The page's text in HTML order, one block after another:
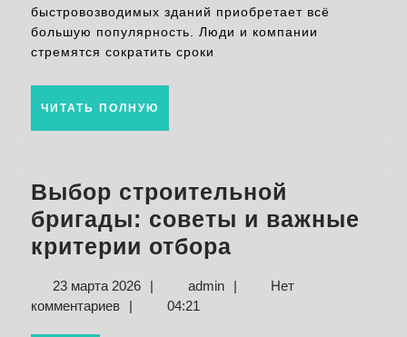
быстровозводимых зданий приобретает всё
большую популярность. Люди и компании
стремятся сократить сроки
ЧИТАТЬ ПОЛНУЮ
Выбор строительной
бригады: советы и важные
критерии отбора
бригады:
23 марта 202623
марта
| adminadmin
|
Нет
комментариев
| 04:21